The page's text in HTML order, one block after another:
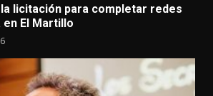
la licitación para completar redes
en El Martillo